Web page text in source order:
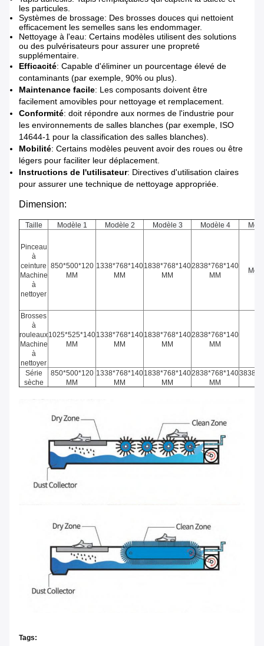
les particules.
Systèmes de brossage: Des brosses douces qui nettoient
efficacement les semelles sans les endommager.
Nettoyage à l'eau: Certains modèles utilisent des solutions
ou des pulvérisateurs pour assurer une propreté
supplémentaire.
Efficacité: Capable d'éliminer un pourcentage élevé de
contaminants (par exemple, 90% ou plus).
Maintenance facile: Les composants doivent être
facilement amovibles pour nettoyage et remplacement.
Conformité: doit répondre aux normes de l'industrie pour
les environnements de salles blanches (par exemple, ISO
14644-1 pour la classification des salles blanches).
Mobilité: Certains modèles peuvent avoir des roues ou être
légers pour faciliter leur déplacement.
Instructions de l'utilisateur: Directives d'utilisation claires
pour assurer une technique de nettoyage appropriée.
Dimension:
Taille Modèle 1 Modèle 2 Modèle 3 Modèle 4
Pinceau
à
ceinture
Machine
à
nettoyer
850*500*120
MM
1338*768*140
MM
1838*768*140
MM
2838*768*140
MM
Brosses
à
rouleaux
Machine
à
nettoyer
1025*525*140
MM
1338*768*140
MM
1838*768*140
MM
2838*768*140
MM
Série
sèche
850*500*120
MM
1338*768*140
MM
1838*768*140
MM
2838*768*140
MM
Tags: